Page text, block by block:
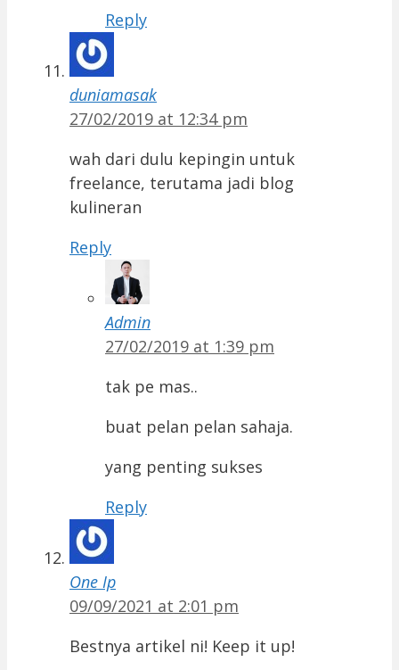
Reply
duniamasak
27/02/2019 at 12:34 pm
wah dari dulu kepingin untuk
freelance, terutama jadi blog
kulineran
Reply
Admin
27/02/2019 at 1:39 pm
tak pe mas..
buat pelan pelan sahaja.
yang penting sukses
Reply
One Ip
09/09/2021 at 2:01 pm
Bestnya artikel ni! Keep it up!